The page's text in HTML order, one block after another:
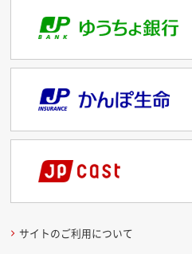
サイトのご利用について